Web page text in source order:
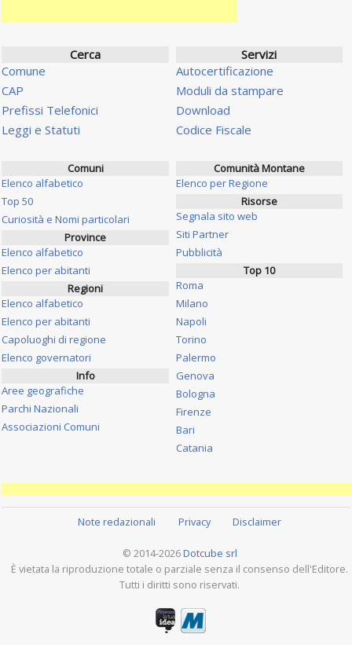
Cerca
Comune
CAP
Prefissi Telefonici
Leggi e Statuti
Servizi
Autocertificazione
Moduli da stampare
Download
Codice Fiscale
Comuni
Elenco alfabetico
Top 50
Curiosità e Nomi particolari
Province
Elenco alfabetico
Elenco per abitanti
Regioni
Elenco alfabetico
Elenco per abitanti
Capoluoghi di regione
Elenco governatori
Info
Aree geografiche
Parchi Nazionali
Associazioni Comuni
Comunità Montane
Elenco per Regione
Risorse
Segnala sito web
Siti Partner
Pubblicità
Top 10
Roma
Milano
Napoli
Torino
Palermo
Genova
Bologna
Firenze
Bari
Catania
Note redazionali Privacy Disclaimer
© 2014-2026 Dotcube srl
È vietata la riproduzione totale o parziale senza il consenso dell'Editore.
Tutti i diritti sono riservati.